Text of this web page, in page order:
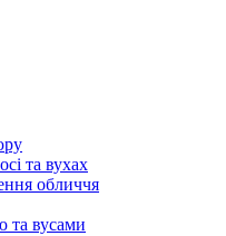
та вухах
обличчя
та вусами